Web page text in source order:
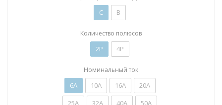
C B
Количество полюсов
2P 4P
Номинальный ток
6А 10А 16А
20А
25А
32А 40А
50А